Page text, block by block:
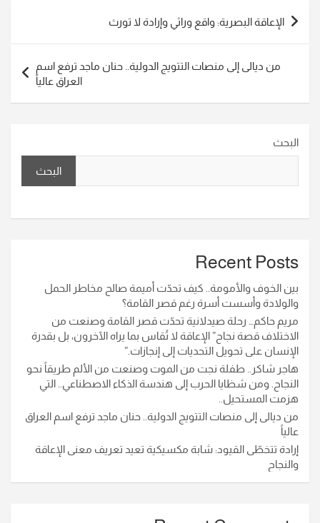
تصفّح
المقالات
الإعاقة البصرية: واقع وراثي وإرادة لا تورث
من ديالى إلى منصات التتويج الدولية.. حنان ماجد ترفع اسم
العراق عالياً
البحث
البحث
Recent Posts
بين الخوف والأمومة.. كيف تحدّت أميمة صالح مخاطر الحمل
والولادة وأسست أسرة رغم قصر القامة؟
مريم حاكم… رحلة صيدلانية تحدّت قصر القامة وصنعت من
الاختلاف قصة نجاح” الإعاقة لا تُقاس بما يراه الآخرون، بل بقدرة
الإنسان على تحويل التحديات إلى إنجازات.”
هاجر شاكر.. طفلة نجت من الموت وصنعت من الألم طريقاً نحو
النجاح. ومن شظايا الحرب إلى هندسة الذكاء الاصطناعي.. التي
هزمت المستحيل..
من ديالى إلى منصات التتويج الدولية.. حنان ماجد ترفع اسم العراق
عالياً
إرادة تتخطّى القيود: شابة مكسيكية تعيد تعريف معنى الإعاقة
والنجاح